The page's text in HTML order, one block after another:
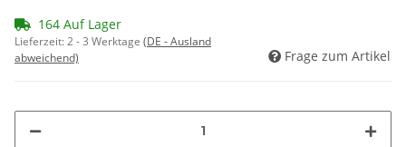
164 Auf Lager
Lieferzeit:2 - 3 Werktage (DE - Ausland
abweichend)
Frage zum Artikel